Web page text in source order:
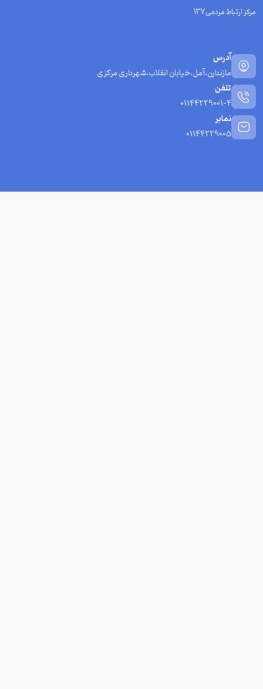
مرکز ارتباط مردمی137
آدرس
مازندارن،آمل،خیابان انقلاب،شهرداری مرکزی
تلفن
01144229001-4
نمابر
01144229005